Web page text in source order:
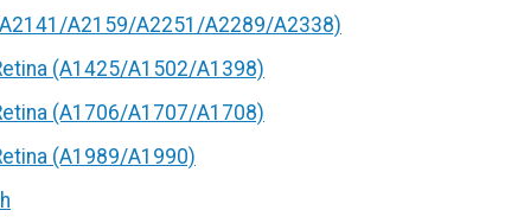
А2159/А2251/A2289/A2338)
(А1425/A1502/A1398)
(А1706/A1707/A1708)
(А1989/A1990)